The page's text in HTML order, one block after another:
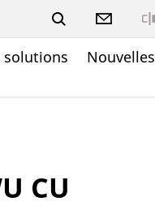
solutions
Nouvelles
CU